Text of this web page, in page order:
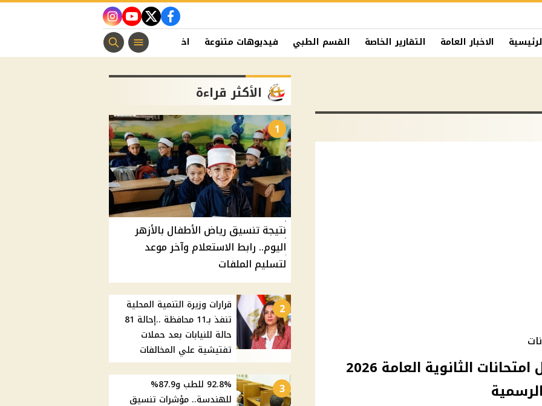
facebook
twitter
youtube
instagram
الاخبار العامة التقارير الخاصة القسم الطبي فيديوهات متنوعة اخبار الفن منوعات مسيحية
التعليم تنفي تعديل جدول امتحانات الثانوية العامة 2026
الأكثر قراءة
1
نتيجة تنسيق رياض الأطفال بالأزهر
اليوم.. رابط الاستعلام وآخر موعد
لتسليم الملفات
2
قرارات وزيرة التنمية المحلية
تنفذ بـ11 محافظة ..إحالة 81
حالة للنيابات بعد حملات
تفتيشية علي المخالفات
3
92.8% للطب و87.9%
للهندسة.. مؤشرات تنسيق